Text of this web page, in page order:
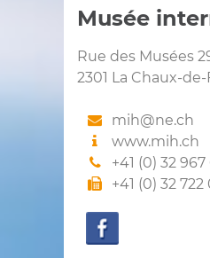
Musée
Rue des Musées
2301 La Chaux-
mih@ne.ch
www.mih.ch
+41 (0) 32 967
+41 (0) 32 722